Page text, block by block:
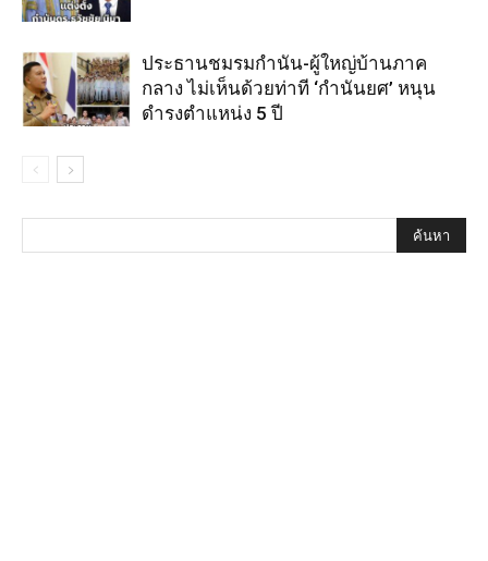
ประธานชมรมกำนัน-ผู้ใหญ่บ้านภาค
กลาง ไม่เห็นด้วยท่าที ‘กำนันยศ’ หนุน
ดำรงตำแหน่ง 5 ปี